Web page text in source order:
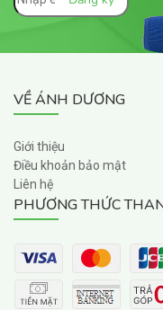
VỀ ÁNH DƯƠNG
Giới thiệu
Điều khoản bảo mật
Liên hệ
PHƯƠNG THỨC